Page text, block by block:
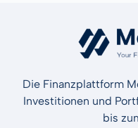
Die Finanzplattform
Investitionen und
bis